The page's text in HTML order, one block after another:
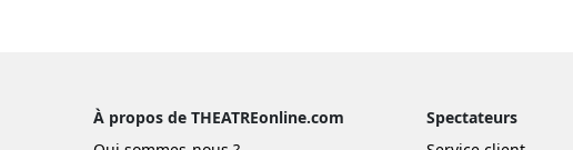
À propos de THEATREonline.com
Spectateurs